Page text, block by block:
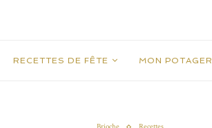
RECETTES DE FÊTE MON POTAGER